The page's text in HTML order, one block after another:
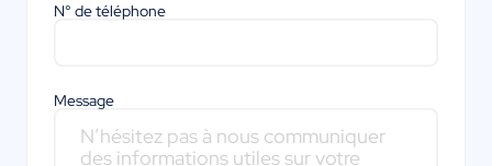
N° de téléphone
Message